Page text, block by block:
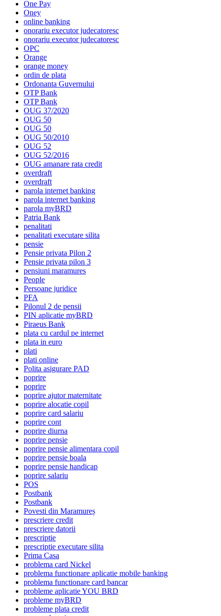
One Pay
Oney
online banking
onorariu executor judecatoresc
onorariu executor judecatoresc
OPC
Orange
orange money
ordin de plata
Ordonanta Guvernului
OTP Bank
OTP Bank
OUG 37/2020
OUG 50
OUG 50
OUG 50/2010
OUG 52
OUG 52/2016
OUG amanare rata credit
overdraft
overdraft
parola internet banking
parola internet banking
parola myBRD
Patria Bank
penalitati
penalitati executare silita
pensie
Pensie privata Pilon 2
Pensie privata pilon 3
pensiuni maramures
People
Persoane juridice
PFA
Pilonul 2 de pensii
PIN aplicatie myBRD
Piraeus Bank
plata cu cardul pe internet
plata in euro
plati
plati online
Polita asigurare PAD
poprire
poprire
poprire ajutor maternitate
poprire alocatie copil
poprire card salariu
poprire cont
poprire diurna
poprire pensie
poprire pensie alimentara copil
poprire pensie boala
poprire pensie handicap
poprire salariu
POS
Postbank
Postbank
Povesti din Maramureș
prescriere credit
prescriere datorii
prescriptie
prescriptie executare silita
Prima Casa
problema card Nickel
problema functionare aplicatie mobile banking
problema functionare card bancar
probleme aplicatie YOU BRD
probleme myBRD
probleme plata credit